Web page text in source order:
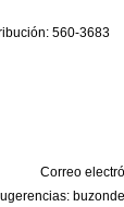
560-3683
Correo